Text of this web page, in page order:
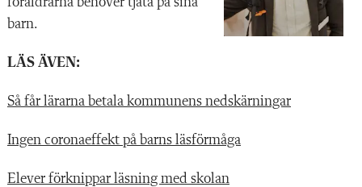
barn.
LÄS ÄVEN:
Så får lärarna betala kommunens nedskärningar
Ingen coronaeffekt på barns läsförmåga
Elever förknippar läsning med skolan